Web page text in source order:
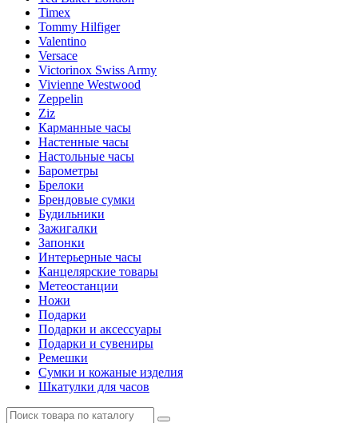
Timex
Tommy Hilfiger
Valentino
Versace
Victorinox Swiss Army
Vivienne Westwood
Zeppelin
Ziz
Карманные часы
Настенные часы
Настольные часы
Барометры
Брелоки
Брендовые сумки
Будильники
Зажигалки
Запонки
Интерьерные часы
Канцелярские товары
Метеостанции
Ножи
Подарки
Подарки и аксессуары
Подарки и сувениры
Ремешки
Сумки и кожаные изделия
Шкатулки для часов